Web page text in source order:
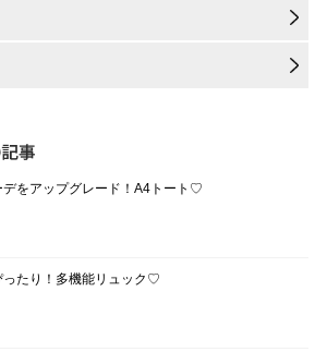
デをアップグレード！A4トート♡
ったり！多機能リュック♡